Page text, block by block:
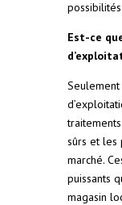
Est-ce
Seulement
sûrs et les
marché.
puissants
magasin